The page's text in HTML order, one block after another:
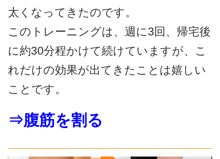
太くなってきたのです。
このトレーニングは、週に3回、帰宅後
に約30分程かけて続けていますが、こ
れだけの効果が出てきたことは嬉しい
ことです。
⇒腹筋を割る